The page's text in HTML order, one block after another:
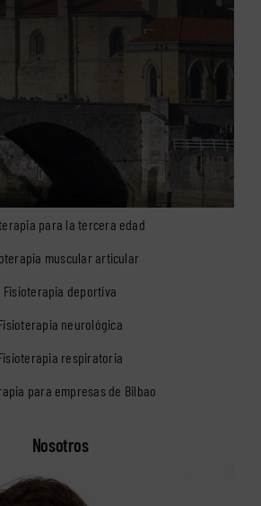
para la tercera edad
muscular articular
Fisioterapia deportiva
neurológica
respiratoria
para empresas de Bilbao
Nosotros